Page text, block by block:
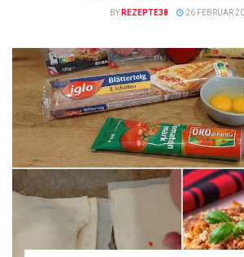
BY REZEPTE38 26 FEBRUAR